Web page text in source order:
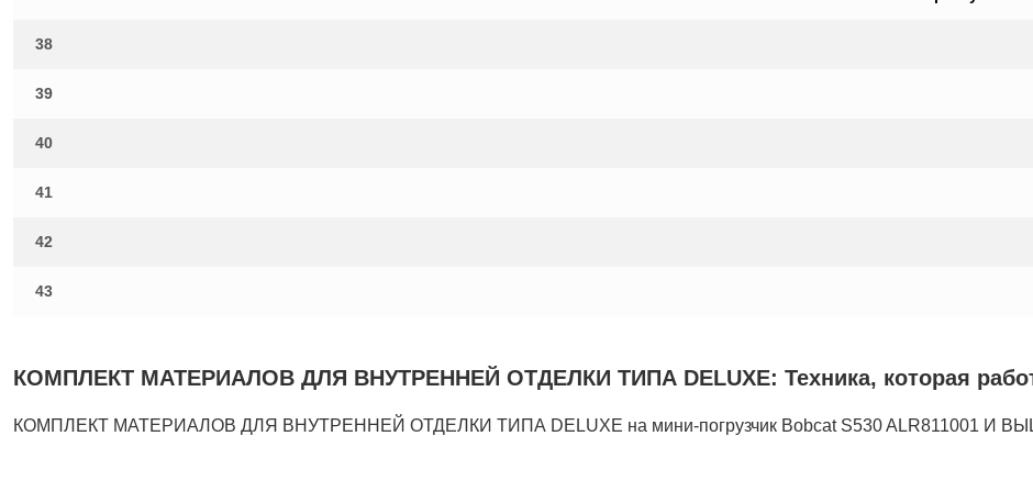
38
39
40
41
42
43
КОМПЛЕКТ МАТЕРИАЛОВ ДЛЯ ВНУТРЕННЕЙ ОТДЕЛКИ ТИПА DELUXE: Техника, которая
КОМПЛЕКТ МАТЕРИАЛОВ ДЛЯ ВНУТРЕННЕЙ ОТДЕЛКИ ТИПА DELUXE на мини-погрузчик Bobcat S530 ALR811001 И